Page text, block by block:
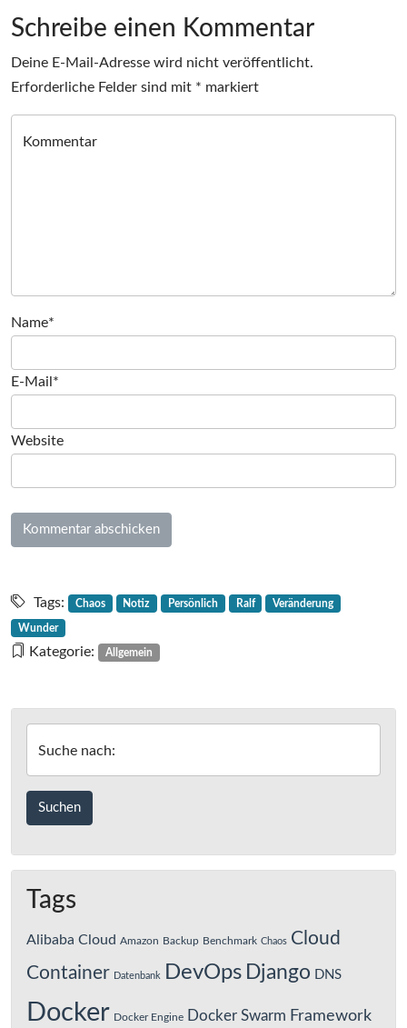
Schreibe einen Kommentar
Deine E-Mail-Adresse wird nicht veröffentlicht.
Erforderliche Felder sind mit * markiert
Kommentar
Name*
E-Mail*
Website
Tags: Chaos Notiz Persönlich Ralf Veränderung
Wunder
Kategorie: Allgemein
Suche nach:
Tags
Alibaba Cloud Amazon Backup Benchmark Chaos Cloud
Container Datenbank DevOps Django DNS
Docker Docker Engine Docker Swarm Framework